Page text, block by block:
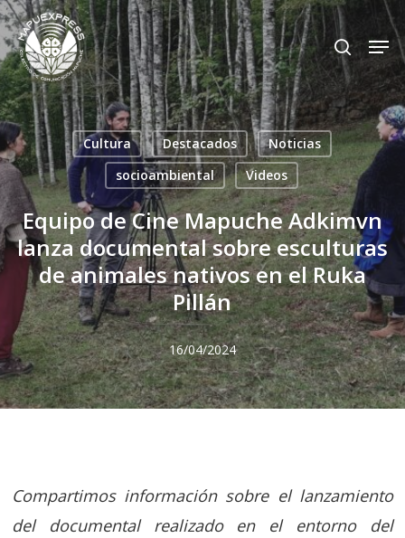
Skip
to
main
content
search
Cultura Destacados
Noticias
socioambiental
Videos
Equipo de Cine Mapuche Adkimvn
lanza documental sobre esculturas
de animales nativos en el Ruka
Pillán
16/04/2024
Compartimos información sobre el lanzamiento
del documental realizado en el entorno del
Close
Menu